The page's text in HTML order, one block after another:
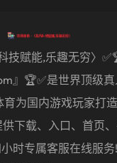
技赋能,乐趣无穷〉
』🏆✅是世界顶级
育为国内游戏玩家打
下载、入口、首页
时专属客服在线服